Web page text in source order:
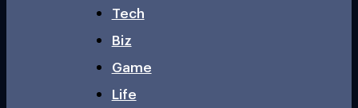
Tech
Biz
Game
Life